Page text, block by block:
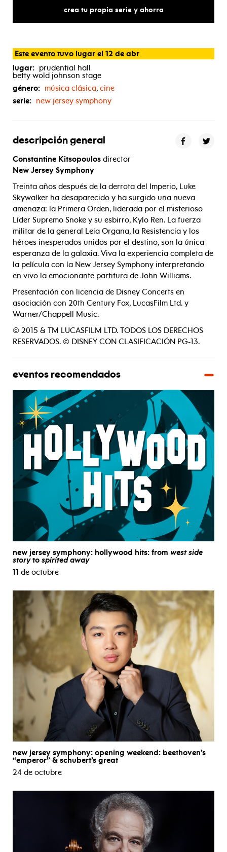
the force awakens
crea tu propia serie y ahorra
Este evento tuvo lugar el 12 de abr
lugar: prudential hall
betty wold johnson stage
género: música clásica, cine
serie: new jersey symphony
descripción general
Constantine Kitsopoulos director
New Jersey Symphony
Treinta años después de la derrota del Imperio, Luke
Skywalker ha desaparecido y ha surgido una nueva
amenaza: la Primera Orden, liderada por el misterioso
Líder Supremo Snoke y su esbirro, Kylo Ren. La fuerza
militar de la general Leia Organa, la Resistencia y los
héroes inesperados unidos por el destino, son la única
esperanza de la galaxia. Viva la experiencia completa de
la película con la New Jersey Symphony interpretando
en vivo la emocionante partitura de John Williams.
Presentación con licencia de Disney Concerts en
asociación con 20th Century Fox, LucasFilm Ltd. y
Warner/Chappell Music.
© 2015 & TM LUCASFILM LTD. TODOS LOS DERECHOS
RESERVADOS. © DISNEY CON CLASIFICACIÓN PG-13.
eventos recomendados
new jersey symphony: hollywood hits: from west side
storyto spirited away
11 de octubre
new jersey symphony: opening weekend: beethoven’s
“emperor” & schubert’s great
24 de octubre